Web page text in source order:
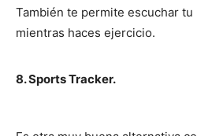
También te permite escuchar
mientras haces ejercicio.
8. Sports Tracker.